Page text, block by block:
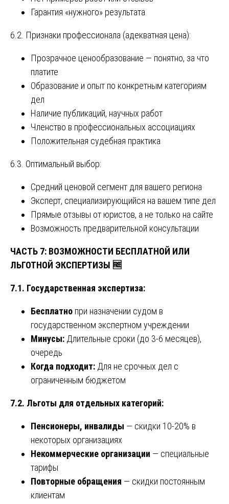
Гарантия «нужного» результата
6.2. Признаки профессионала (адекватная цена):
Прозрачное ценообразование — понятно, за что
платите
Образование и опыт по конкретным категориям
дел
Наличие публикаций, научных работ
Членство в профессиональных ассоциациях
Положительная судебная практика
6.3. Оптимальный выбор:
Средний ценовой сегмент для вашего региона
Эксперт, специализирующийся на вашем типе дел
Прямые отзывы от юристов, а не только на сайте
Возможность предварительной консультации
ЧАСТЬ 7: ВОЗМОЖНОСТИ БЕСПЛАТНОЙ ИЛИ
ЛЬГОТНОЙ ЭКСПЕРТИЗЫ 🆓
7.1. Государственная экспертиза:
Бесплатно при назначении судом в
государственном экспертном учреждении
Минусы: Длительные сроки (до 3-6 месяцев),
очередь
Когда подходит: Для не срочных дел с
ограниченным бюджетом
7.2. Льготы для отдельных категорий:
Пенсионеры, инвалиды — скидки 10-20% в
некоторых организациях
Некоммерческие организации — специальные
тарифы
Повторные обращения — скидки постоянным
клиентам